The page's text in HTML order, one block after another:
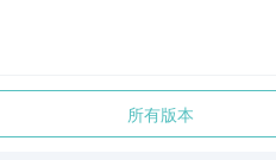
所有版本